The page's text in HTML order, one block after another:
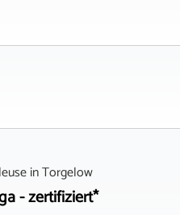
inTorgelow
- zertifiziert*